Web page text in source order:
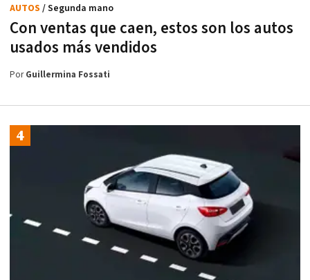
Con ventas que caen, estos son los autos
usados más vendidos
AUTOS / Segunda mano
PorGuillermina Fossati